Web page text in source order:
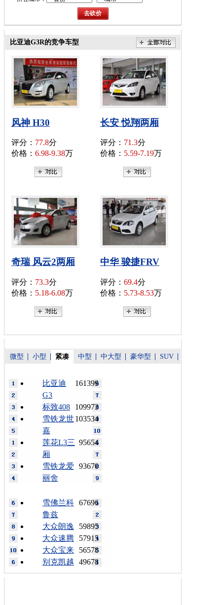
比亚迪G3R的竞争车型
风神 H30
评分： 77.8分
价格： 6.98-9.38万
长安 悦翔两厢
评分： 71.3分
价格： 5.59-7.19万
奇瑞 风云2两厢
评分： 73.3分
价格： 5.18-6.08万
中华 骏捷FRV
评分： 69.4分
价格： 5.73-8.53万
微型 小型 紧凑 中型 中大型 豪华型 SUV
161399
比亚迪
G3
109973
标致408
103534
雪铁龙世
嘉
95654
莲花L3三
厢
93670
雪铁龙爱
丽舍
67696
雪佛兰科
鲁兹
59895
大众朗逸
57915
大众速腾
56578
大众宝来
49678
别克凯越